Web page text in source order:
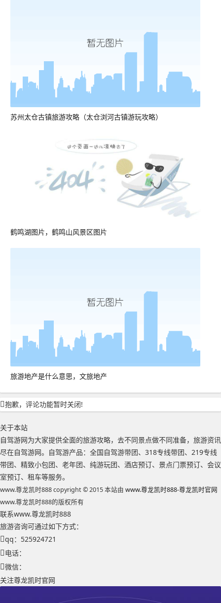
苏州太仓古镇旅游攻略（太仓浏河古镇游玩攻略）
鹤鸣湖图片，鹤鸣山风景区图片
旅游地产是什么意思，文旅地产
抱歉，评论功能暂时关闭!
关于本站
自驾游网为大家提供全面的旅游攻略，去不同景点做不同准备，旅游资讯
尽在自驾游网。自驾游产品：全国自驾游带团、318专线带团、219专线
带团、精致小包团、老年团、纯游玩团、酒店预订、景点门票预订、会议
室预订、租车等服务。
www.尊龙凯时888 copyright © 2015 本站由 www.尊龙凯时888-尊龙凯时官网
www.尊龙凯时888的版权所有
联系www.尊龙凯时888
旅游咨询可通过如下方式：
qq：525924721
电话：
微信：
关注尊龙凯时官网